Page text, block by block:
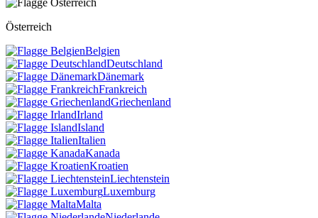
Österreich
Belgien
Deutschland
Dänemark
Frankreich
Griechenland
Irland
Island
Italien
Kanada
Kroatien
Liechtenstein
Luxemburg
Malta